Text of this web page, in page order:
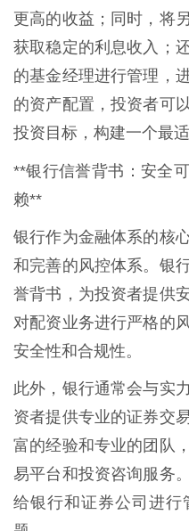
更高的收益；同时，将
获取稳定的利息收入；
的基金经理进行管理，
的资产配置，投资者可
投资目标，构建一个最
**银行信誉背书：安全可
赖**
银行作为金融体系的核
和完善的风控体系。银
誉背书，为投资者提供
对配资业务进行严格的
安全性和合规性。
此外，银行通常会与实
资者提供专业的证券交
富的经验和专业的团队
易平台和投资咨询服务
给银行和证券公司进